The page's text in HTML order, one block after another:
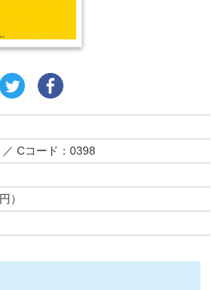
Cコード：0398
）